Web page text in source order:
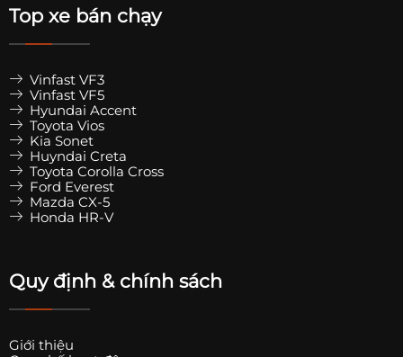
Top xe bán chạy
Vinfast VF3
Vinfast VF5
Hyundai Accent
Toyota Vios
Kia Sonet
Huyndai Creta
Toyota Corolla Cross
Ford Everest
Mazda CX-5
Honda HR-V
Quy định & chính sách
Giới thiệu